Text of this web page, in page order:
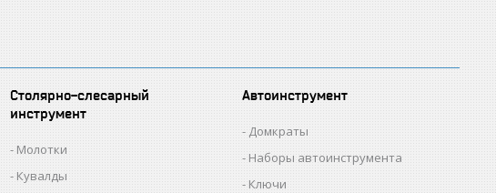
Столярно-слесарный
инструмент
Молотки
Кувалды
Автоинструмент
Домкраты
Наборы автоинструмента
Ключи